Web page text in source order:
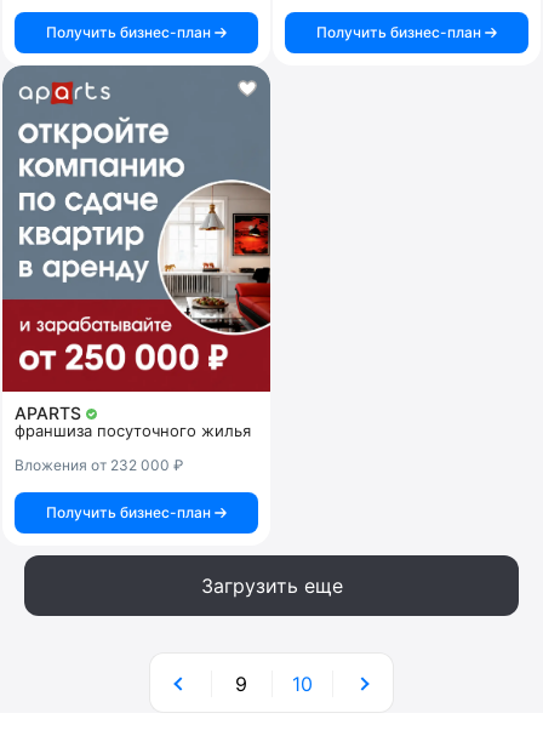
Получить бизнес-план Получить бизнес-план
APARTS
франшиза посуточного жилья
Вложения от 232 000 ₽
Получить бизнес-план
Загрузить еще
9 10